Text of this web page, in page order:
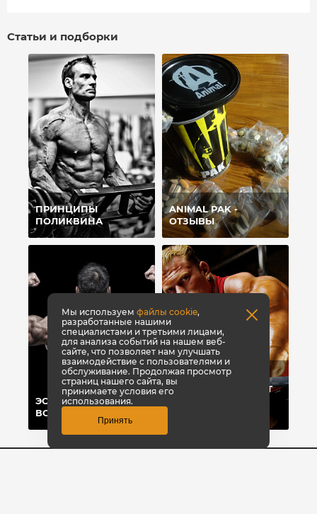
Статьи и подборки
ПРИНЦИПЫ
ПОЛИКВИНА
ANIMAL PAK -
ОТЗЫВЫ
ЭСТЕТИКА ПРЕЖДЕ
ВСЕГО
ТОП-8 СПОСОБОВ,
КОТОРЫЕ ПОМОГУТ
Мы используемфайлы cookie,
разработанные нашими
специалистами и третьими лицами,
для анализа событий на нашем веб-
сайте, что позволяет нам улучшать
взаимодействие с пользователями и
обслуживание. Продолжая просмотр
страниц нашего сайта, вы
принимаете условия его
использования.
Принять